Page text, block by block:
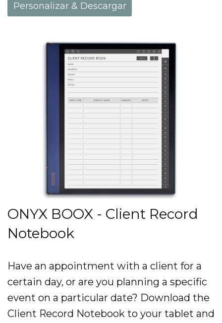
Personalizar & Descargar
ONYX BOOX - Client Record
Notebook
Have an appointment with a client for a
certain day, or are you planning a specific
event on a particular date? Download the
Client Record Notebook to your tablet and